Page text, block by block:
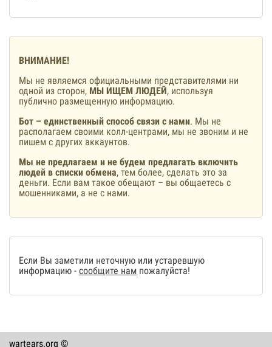
ВНИМАНИЕ!
Мы не являемся официальными представителями ни
одной из сторон, МЫ ИЩЕМ ЛЮДЕЙ, используя
публично размещенную информацию.
Бот – единственный способ связи с нами. Мы не
располагаем своими колл-центрами, мы не звоним и не
пишем с других аккаунтов.
Мы не предлагаем и не будем предлагать включить
людей в списки обмена, тем более, сделать это за
деньги. Если вам такое обещают – вы общаетесь с
мошенниками, а не с нами.
Если Вы заметили неточную или устаревшую
информацию - сообщите нам пожалуйста!
wartears.org ©